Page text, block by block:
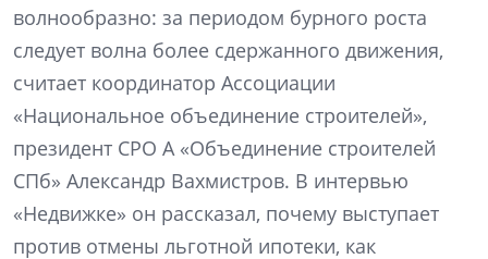
волнообразно: за периодом бурного роста
следует волна более сдержанного движения,
считает координатор Ассоциации
«Национальное объединение строителей»,
президент СРО А «Объединение строителей
СПб» Александр Вахмистров. В интервью
«Недвижке» он рассказал, почему выступает
против отмены льготной ипотеки, как